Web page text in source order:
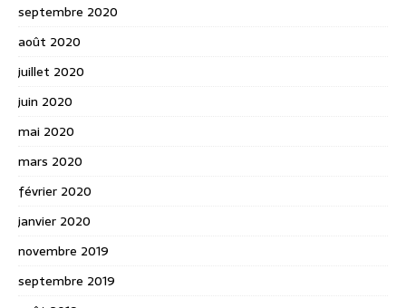
septembre 2020
août 2020
juillet 2020
juin 2020
mai 2020
mars 2020
février 2020
janvier 2020
novembre 2019
septembre 2019